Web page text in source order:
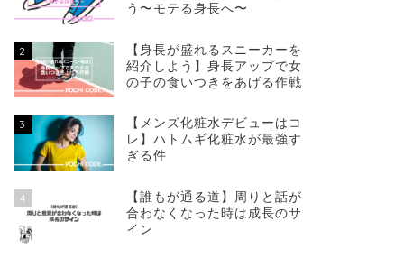
う〜モテる身長へ〜
2
【身長が盛れるスニーカーを
紹介しよう】身長アップで女
の子の食いつきをあげる作戦
3
【メンズ化粧水デビューはコ
レ】ハトムギ化粧水が最強す
ぎる件
4
【誰もが通る道】周りと話が
合わなくなった時は成長のサ
イン